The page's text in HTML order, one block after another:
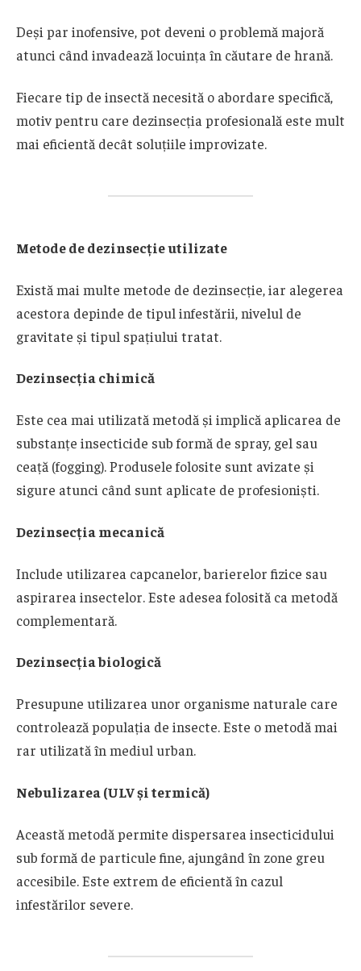
Deși par inofensive, pot deveni o problemă majoră
atunci când invadează locuința în căutare de hrană.
Fiecare tip de insectă necesită o abordare specifică,
motiv pentru care dezinsecția profesională este mult
mai eficientă decât soluțiile improvizate.
Metode de dezinsecție utilizate
Există mai multe metode de dezinsecție, iar alegerea
acestora depinde de tipul infestării, nivelul de
gravitate și tipul spațiului tratat.
Dezinsecția chimică
Este cea mai utilizată metodă și implică aplicarea de
substanțe insecticide sub formă de spray, gel sau
ceață (fogging). Produsele folosite sunt avizate și
sigure atunci când sunt aplicate de profesioniști.
Dezinsecția mecanică
Include utilizarea capcanelor, barierelor fizice sau
aspirarea insectelor. Este adesea folosită ca metodă
complementară.
Dezinsecția biologică
Presupune utilizarea unor organisme naturale care
controlează populația de insecte. Este o metodă mai
rar utilizată în mediul urban.
Nebulizarea (ULV și termică)
Această metodă permite dispersarea insecticidului
sub formă de particule fine, ajungând în zone greu
accesibile. Este extrem de eficientă în cazul
infestărilor severe.